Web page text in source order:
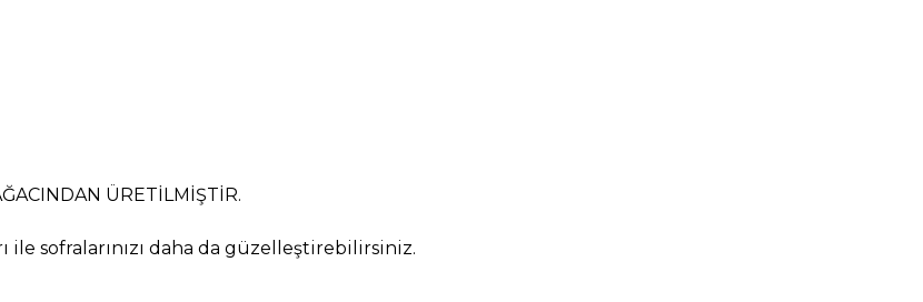
ÜRETİLMİŞTİR.
sofralarınızı daha da güzelleştirebilirsiniz.